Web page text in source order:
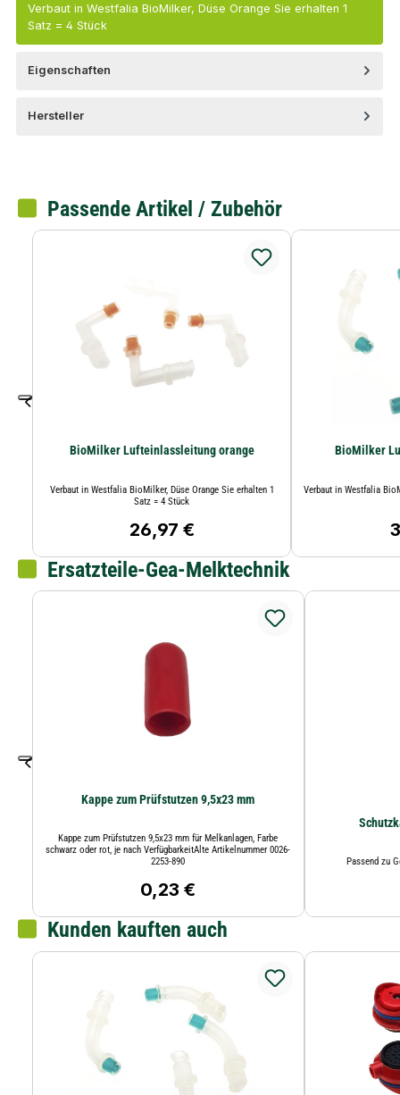
Verbaut in Westfalia BioMilker, Düse Orange Sie erhalten 1
Satz = 4 Stück
Eigenschaften
Hersteller
Passende Artikel / Zubehör
BioMilker Lufteinlassleitung orange
Verbaut in Westfalia BioMilker, Düse Orange Sie erhalten 1
Satz = 4 Stück
Regulärer Preis:
26,97 €
BioMilker
Verbaut in Westfalia
Ersatzteile-Gea-Melktechnik
Kappe zum Prüfstutzen 9,5x23 mm
Kappe zum Prüfstutzen 9,5x23 mm für Melkanlagen, Farbe
schwarz oder rot, je nach VerfügbarkeitAlte Artikelnummer 0026-
2253-890
Regulärer Preis:
0,23 €
Passend zu
Kunden kauften auch